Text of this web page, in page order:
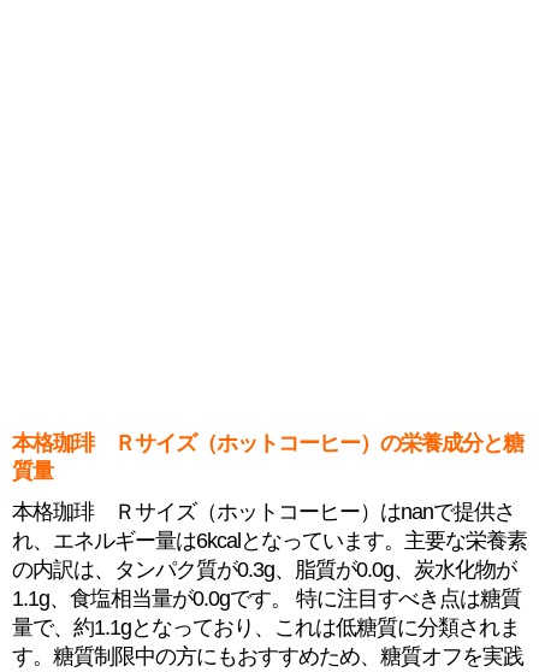
本格珈琲 Ｒサイズ（ホットコーヒー）の栄養成分と糖
質量
本格珈琲 Ｒサイズ（ホットコーヒー）はnanで提供さ
れ、エネルギー量は6kcalとなっています。主要な栄養素
の内訳は、タンパク質が0.3g、脂質が0.0g、炭水化物が
1.1g、食塩相当量が0.0gです。 特に注目すべき点は糖質
量で、約1.1gとなっており、これは低糖質に分類されま
す。糖質制限中の方にもおすすめため、糖質オフを実践